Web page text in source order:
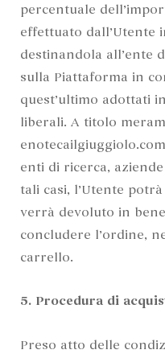
percentuale
effettuato dall’Utente
destinandola all’ente
sulla Piattaforma in
quest’ultimo adottati
liberali. A titolo
enti di ricerca,
tali casi, l’Utente
verrà devoluto in
concludere l’ordine,
carrello.
5. Procedura di
Preso atto delle